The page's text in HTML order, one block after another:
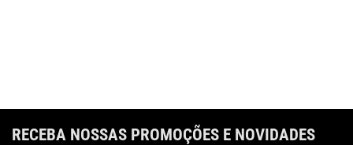
RECEBA NOSSAS PROMOÇÕES E NOVIDADES